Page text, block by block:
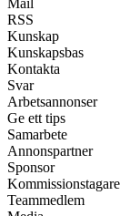
Mail
RSS
Kunskap
Kunskapsbas
Kontakta
Svar
Arbetsannonser
Ge ett tips
Samarbete
Annonspartner
Sponsor
Kommissionstagare
Teammedlem